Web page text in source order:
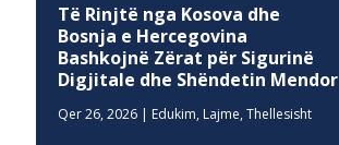
Të Rinjtë nga Kosova dhe
Bosnja e Hercegovina
Bashkojnë Zërat për Sigurinë
Digjitale dhe Shëndetin Mendor
Qer 26, 2026 | Edukim, Lajme,Thellesisht